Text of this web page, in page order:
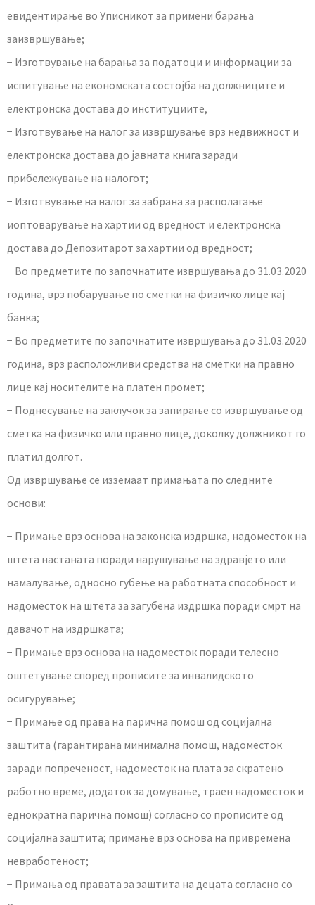
евидентирање во Уписникот за примени барања
заизвршување;
− Изготвување на барања за податоци и информации за
испитување на економската состојба на должниците и
електронска достава до институциите,
− Изготвување на налог за извршување врз недвижност и
електронска достава до јавната книга заради
прибележување на налогот;
− Изготвување на налог за забрана за располагање
иоптоварување на хартии од вредност и електронска
достава до Депозитарот за хартии од вредност;
− Во предметите по започнатите извршувања до 31.03.2020
година, врз побарување по сметки на физичко лице кај
банка;
− Во предметите по започнатите извршувања до 31.03.2020
година, врз расположливи средства на сметки на правно
лице кај носителите на платен промет;
− Поднесување на заклучок за запирање со извршување од
сметка на физичко или правно лице, доколку должникот го
платил долгот.
Од извршување се изземаат примањата по следните
основи:
− Примање врз основа на законска издршка, надоместок на
штета настаната поради нарушување на здравјето или
намалување, односно губење на работната способност и
надоместок на штета за загубена издршка поради смрт на
давачот на издршката;
− Примање врз основа на надоместок поради телесно
оштетување според прописите за инвалидското
осигурување;
− Примање од права на парична помош од социјална
заштита (гарантирана минимална помош, надоместок
заради попреченост, надоместок на плата за скратено
работно време, додаток за домување, траен надоместок и
еднократна парична помош) согласно со прописите од
социјална заштита; примање врз основа на привремена
невработеност;
− Примања од правата за заштита на децата согласно со